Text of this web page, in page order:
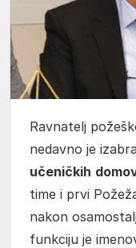
Ravnatelj
nedavno je
učeničkih
time i prvi
nakon
funkciju je